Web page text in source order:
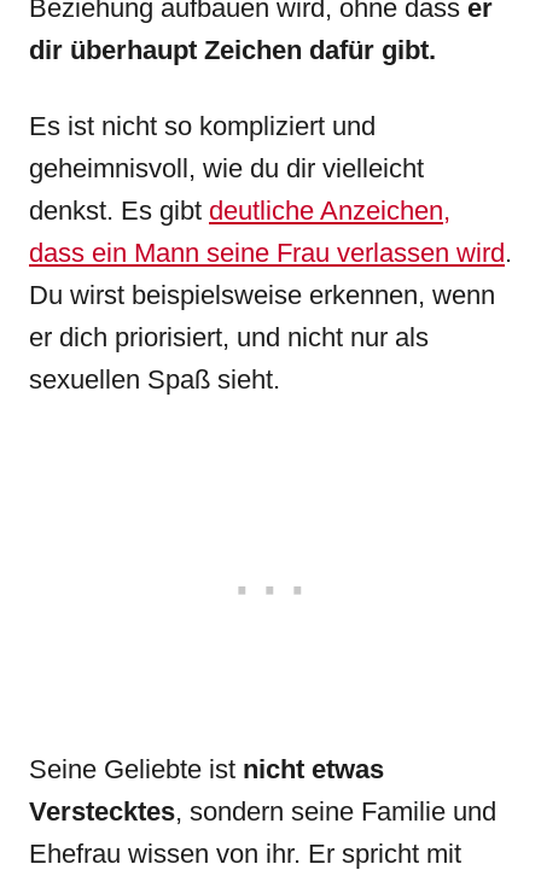
Beziehung aufbauen wird, ohne dass er
dir überhaupt Zeichen dafür gibt.
Es ist nicht so kompliziert und
geheimnisvoll, wie du dir vielleicht
denkst. Es gibt deutliche Anzeichen,
dass ein Mann seine Frau verlassen wird.
Du wirst beispielsweise erkennen, wenn
er dich priorisiert, und nicht nur als
sexuellen Spaß sieht.
Seine Geliebte ist nicht etwas
Verstecktes, sondern seine Familie und
Ehefrau wissen von ihr. Er spricht mit